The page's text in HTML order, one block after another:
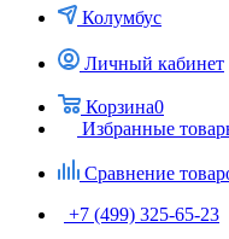
Колумбус
Личный кабинет
Корзина0
Избранные
Сравнение
+7 (499) 325-65-23